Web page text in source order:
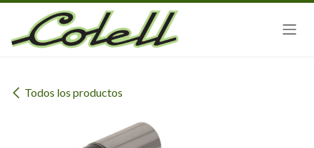
Ir al contenido
Todos los productos